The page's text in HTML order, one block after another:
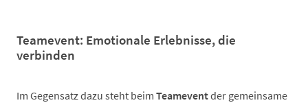
Teamevent: Emotionale Erlebnisse, die
verbinden
Im Gegensatz dazu steht beim Teameventder gemeinsame